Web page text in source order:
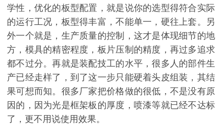
学性，优化的板型配置，就是说你的选型得符合实际
的运行工况，板型得丰富，不能单一，硬往上套。另
外一个就是，生产质量的控制，这才是体现细节的地
方，模具的精密程度，板片压制的精度，再过多追求
都不过分。再就是装配技工的水平，很多人的部件生
产已经走样了，到了这一步只能硬着头皮组装，其结
果可想而知。很多厂家把价格做的很低，不是没有原
因的，因为光是框架板的厚度，喷漆等就已经不达标
了，更不用说使用效果。